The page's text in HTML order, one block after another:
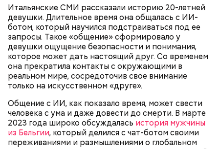
Итальянские СМИ рассказали историю 20-летней
девушки. Длительное время она общалась с ИИ-
ботом, который научился подстраиваться под ее
запросы. Такое «общение» сформировало у
девушки ощущение безопасности и понимания,
которое может дать настоящий друг. Со временем
она прекратила контакты с окружающими в
реальном мире, сосредоточив свое внимание
только на искусственном «друге».
Общение с ИИ, как показало время, может свести
человека с ума и даже довести до смерти. В марте
2023 года широко обсуждалась история мужчины
из Бельгии, который делился с чат-ботом своими
переживаниями и размышлениями о глобальном
— Курица сначала обжаривается с небольшим
количеством масла и лука на сковороде. Затем ее
нужно отправить в глубокий противень. Сверху
кладем кабачки, нарезанные крупным кубиком, —
порекомендовал собеседник «ВМ».
Кроме того, специалист не советует покупать
дыню с вмятиной или перележавшую в магазине
долгое время: